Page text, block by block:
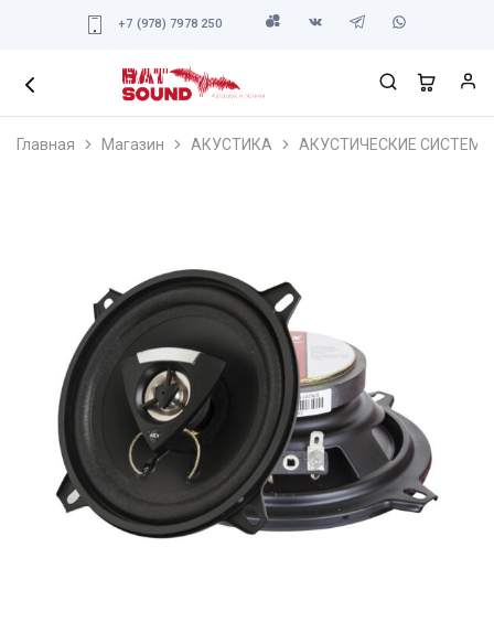
+7 (978) 7978 250
Главная Магазин АКУСТИКА АКУСТИЧЕСКИЕ СИСТЕМЫ